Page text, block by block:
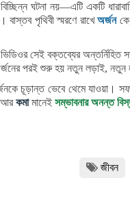
ঘটনা নয়—এটি একটি
বাস্তব পৃথিবী স্মরণে রাখেঅর্জন
ভিডিওর সেই বক্তব্যের
পরই শুরু হয় নতুন লড়াই, নতুন
চূড়ান্ত ভেবে থেমে যাওয়া। সফল
আরকমামানেই সম্ভাবনার অনন্ত
জীবন